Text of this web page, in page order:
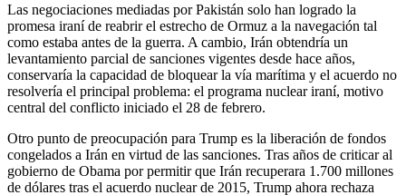
Las negociaciones mediadas por Pakistán solo han logrado la
promesa iraní de reabrir el estrecho de Ormuz a la navegación tal
como estaba antes de la guerra. A cambio, Irán obtendría un
levantamiento parcial de sanciones vigentes desde hace años,
conservaría la capacidad de bloquear la vía marítima y el acuerdo no
resolvería el principal problema: el programa nuclear iraní, motivo
central del conflicto iniciado el 28 de febrero.
Otro punto de preocupación para Trump es la liberación de fondos
congelados a Irán en virtud de las sanciones. Tras años de criticar al
gobierno de Obama por permitir que Irán recuperara 1.700 millones
de dólares tras el acuerdo nuclear de 2015, Trump ahora rechaza